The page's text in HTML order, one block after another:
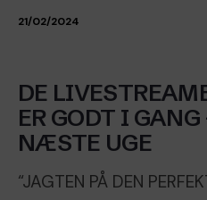
21/02/2024
DE
ER GODT I
NÆSTE UGE
“JAGTEN PÅ DEN